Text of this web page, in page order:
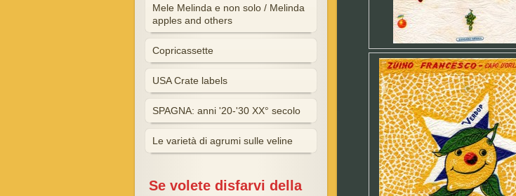
Mele Melinda e non solo / Melinda
apples and others
Copricassette
USA Crate labels
SPAGNA: anni '20-'30 XX° secolo
Le varietà di agrumi sulle veline
Se volete disfarvi della